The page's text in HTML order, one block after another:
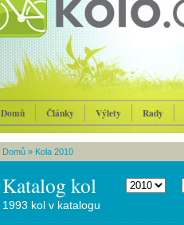
Domů Články Výlety Rady
Domů » Kola 2010
Katalog kol
1993 kol v katalogu